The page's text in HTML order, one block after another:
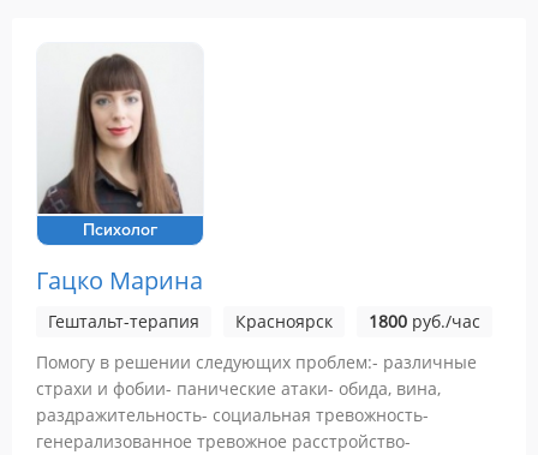
Психолог
Гацко Марина
Гештальт-терапия Красноярск 1800 руб./час
Помогу в решении следующих проблем:- различные
страхи и фобии- панические атаки- обида, вина,
раздражительность- социальная тревожность-
генерализованное тревожное расстройство-